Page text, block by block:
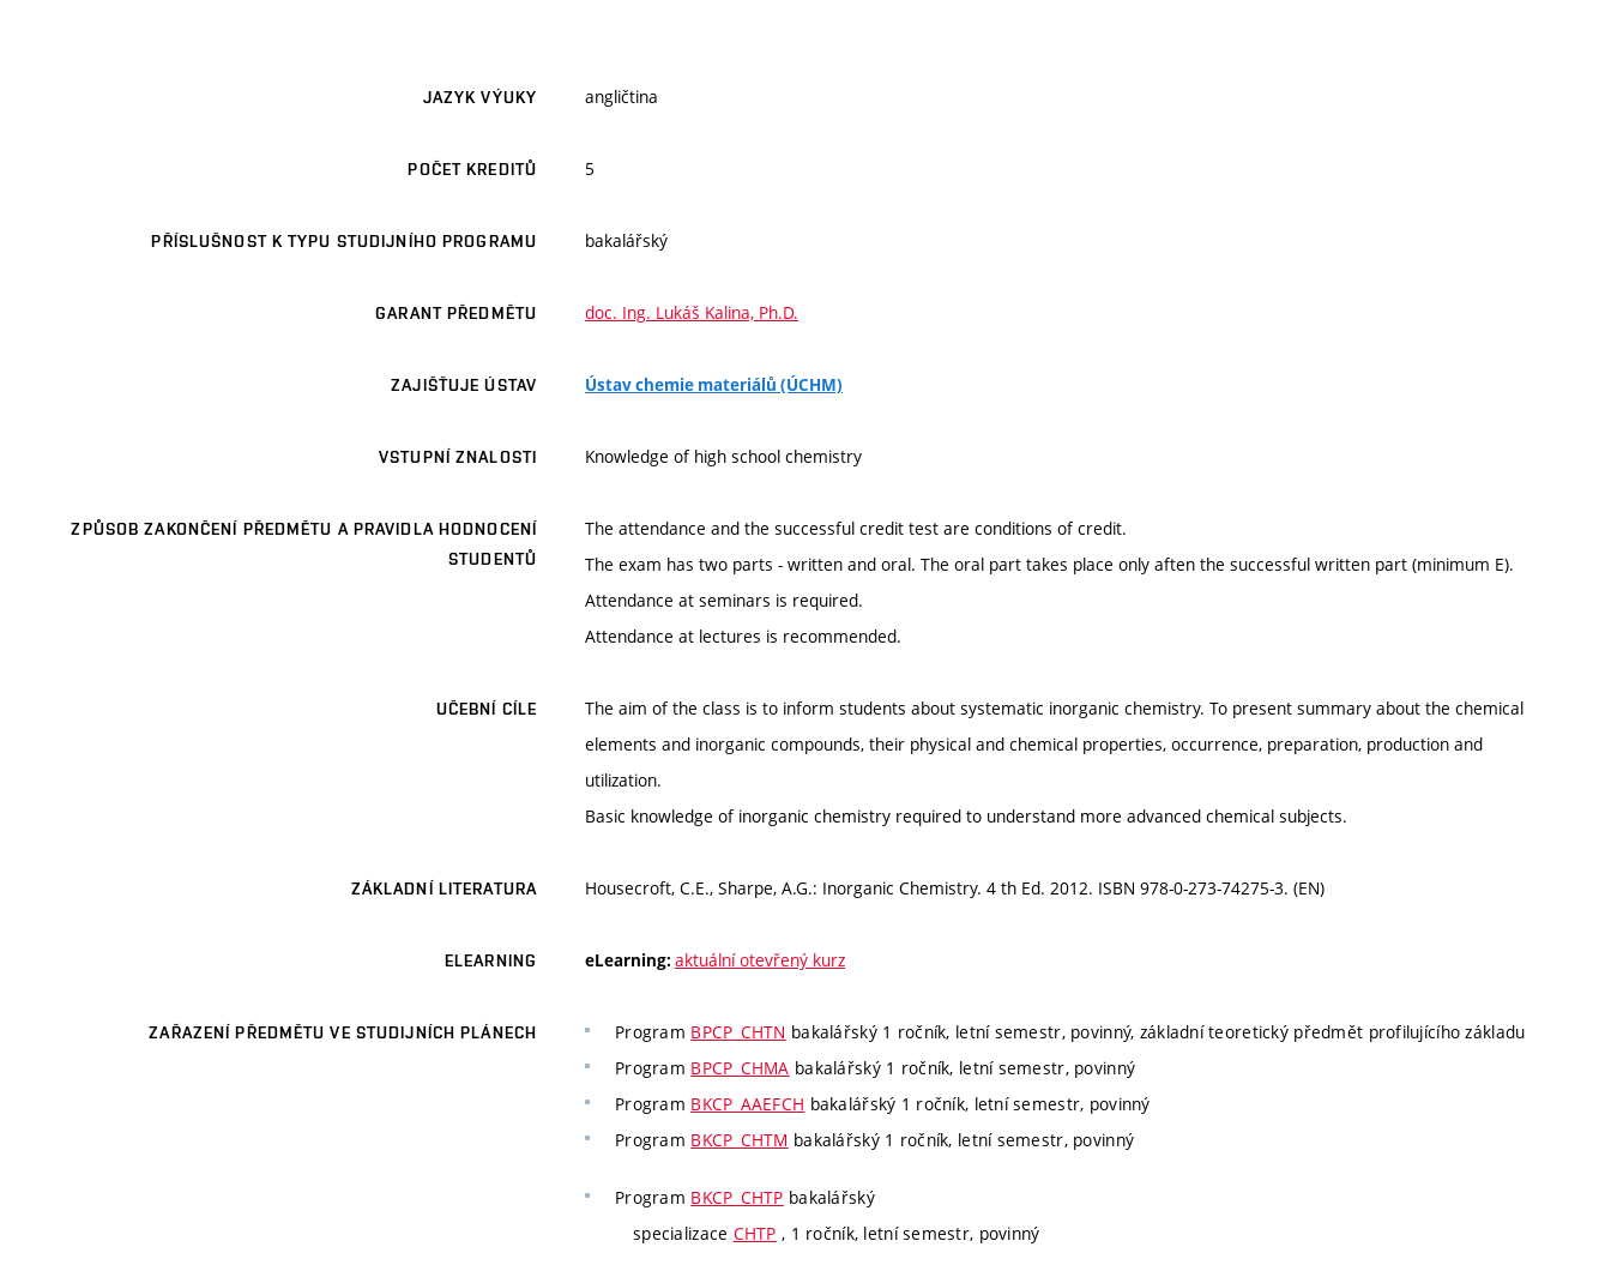
JAZYK VÝUKY angličtina
POČET KREDITŮ 5
PŘÍSLUŠNOST K TYPU STUDIJNÍHO PROGRAMU bakalářský
GARANT PŘEDMĚTU doc. Ing. Lukáš Kalina, Ph.D.
ZAJIŠŤUJE ÚSTAV Ústav chemie materiálů (ÚCHM)
VSTUPNÍ ZNALOSTI Knowledge of high school chemistry
ZPŮSOB ZAKONČENÍ PŘEDMĚTU A PRAVIDLA HODNOCENÍ
STUDENTŮ
The attendance and the successful credit test are conditions of credit.
The exam has two parts - written and oral. The oral part takes place only aften the successful written part (minimum E).
Attendance at seminars is required.
Attendance at lectures is recommended.
UČEBNÍ CÍLE
The aim of the class is to inform students about systematic inorganic chemistry. To present summary about the chemical
elements and inorganic compounds, their physical and chemical properties, occurrence, preparation, production and
utilization.
Basic knowledge of inorganic chemistry required to understand more advanced chemical subjects.
ZÁKLADNÍ LITERATURA Housecroft, C.E., Sharpe, A.G.: Inorganic Chemistry. 4 th Ed. 2012. ISBN 978-0-273-74275-3. (EN)
ELEARNING eLearning: aktuální otevřený kurz
ZAŘAZENÍ PŘEDMĚTU VE STUDIJNÍCH PLÁNECH Program BPCP_CHTN bakalářský 1 ročník, letní semestr, povinný, základní teoretický předmět profilujícího základu
Program BPCP_CHMA bakalářský 1 ročník, letní semestr, povinný
Program BKCP_AAEFCH bakalářský 1 ročník, letní semestr, povinný
Program BKCP_CHTM bakalářský 1 ročník, letní semestr, povinný
Program BKCP_CHTP bakalářský
specializace CHTP , 1 ročník, letní semestr, povinný